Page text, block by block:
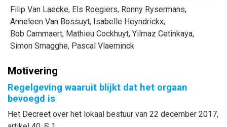
Filip Van Laecke, Els Roegiers, Ronny Rysermans,
Anneleen Van Bossuyt, Isabelle Heyndrickx,
Bob Cammaert, Mathieu Cockhuyt, Yilmaz Cetinkaya,
Simon Smagghe, Pascal Vlaeminck
Motivering
Regelgeving waaruit blijkt dat het orgaan
bevoegd is
Het Decreet over het lokaal bestuur van 22 december 2017,